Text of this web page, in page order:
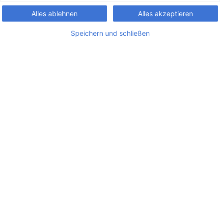
Alles ablehnen Alles akzeptieren
Speichern und schließen